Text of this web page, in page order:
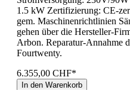
1.5 kW Zertifizierung: CE-
gem. Maschinenrichtlinien
gehen über die Hersteller-
Arbon. Reparatur-Annahme
Fourtwenty.
6.355,00 CHF*
In den Warenkorb